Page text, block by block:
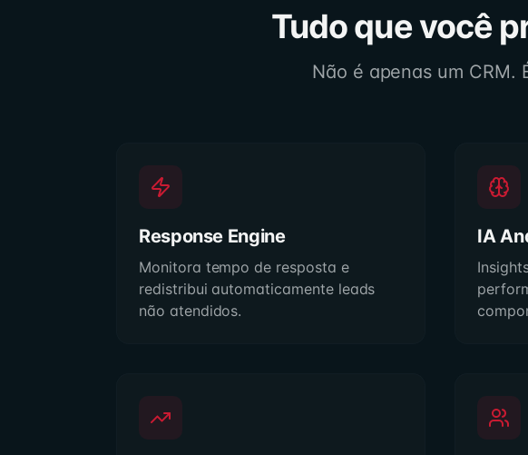
Tudo que você
Não é apenas um CRM.
Response Engine
Monitora tempo de resposta e
redistribui automaticamente leads
não atendidos.
IA